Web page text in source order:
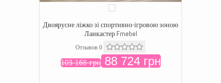
Двоярусне ліжко зі спортивно-ігровою зоною
Ланкастер Fmebel
Отзывов 0
103 168 грн88 724 грн